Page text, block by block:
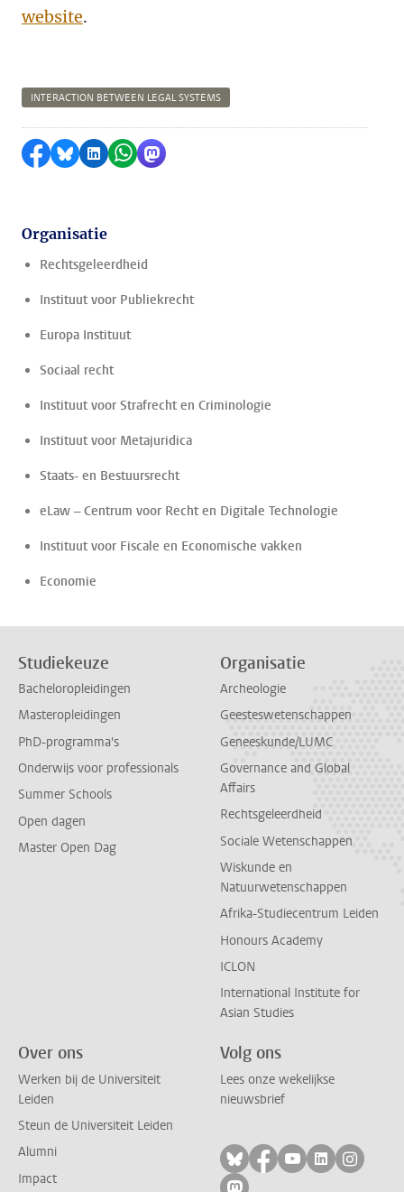
website.
INTERACTION BETWEEN LEGAL SYSTEMS
Delen op Facebook
Delen via Bluesky
Delen op LinkedIn
Delen via WhatsApp
Delen via Mastodon
Organisatie
Rechtsgeleerdheid
Instituut voor Publiekrecht
Europa Instituut
Sociaal recht
Instituut voor Strafrecht en Criminologie
Instituut voor Metajuridica
Staats- en Bestuursrecht
eLaw – Centrum voor Recht en Digitale Technologie
Instituut voor Fiscale en Economische vakken
Economie
Studiekeuze
Bacheloropleidingen
Masteropleidingen
PhD-programma's
Onderwijs voor professionals
Summer Schools
Open dagen
Master Open Dag
Organisatie
Archeologie
Geesteswetenschappen
Geneeskunde/LUMC
Governance and Global
Affairs
Rechtsgeleerdheid
Sociale Wetenschappen
Wiskunde en
Natuurwetenschappen
Afrika-Studiecentrum Leiden
Honours Academy
ICLON
International Institute for
Asian Studies
Over ons
Werken bij de Universiteit
Leiden
Steun de Universiteit Leiden
Alumni
Impact
Volg ons
Lees onze wekelijkse
nieuwsbrief
Volg ons op bluesky
Volg ons op
Volg ons op
Volg ons
Volg
Volg ons op mastodon